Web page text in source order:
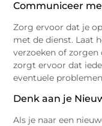
Communiceer
Zorg ervoor dat je
met de dienst. Laat
verzoeken of
zorgt ervoor dat
eventuele
Denk aan je
Als je naar een